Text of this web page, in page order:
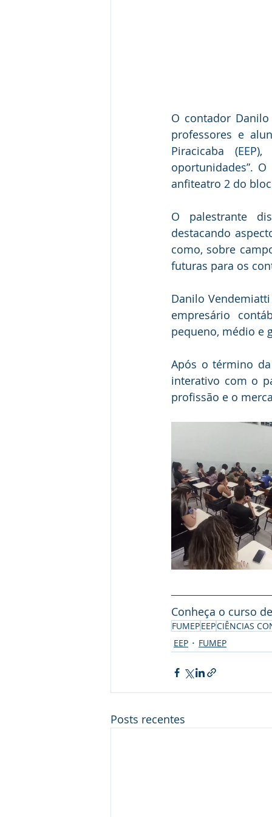
O contador
professores e
Piracicaba
oportunidades”.
anfiteatro 2 do
O palestrante
destacando
como, sobre
futuras para os
Danilo
empresário
pequeno, médio e
Após o término
interativo com o
profissão e o
Conheça o curso
FUMEPEEPCIÊNCIAS
EEP
FUMEP
Posts recentes